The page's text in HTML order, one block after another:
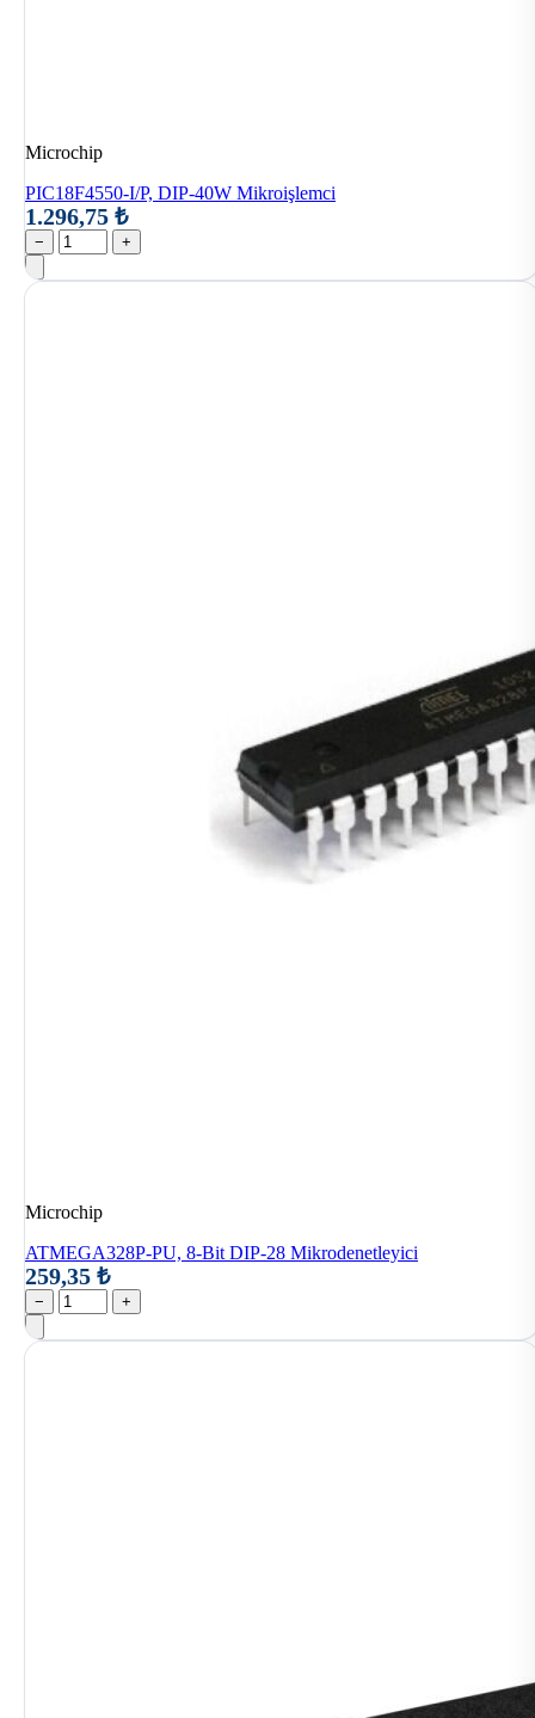
Microchip
PIC18F4550-I/P, DIP-40W Mikroişlemci
1.296,75 ₺
− +
Microchip
ATMEGA328P-PU, 8-Bit DIP-28 Mikrodenetleyici
259,35 ₺
− +